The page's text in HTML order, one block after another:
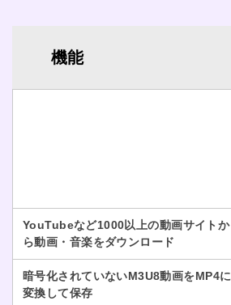
機能
YouTubeなど1000以上の動画サイトか
ら動画・音楽をダウンロード
暗号化されていないM3U8動画をMP4に
変換して保存